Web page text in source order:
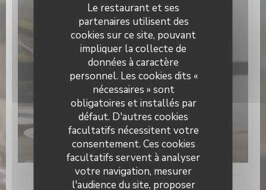
Le restaurant et ses
partenaires utilisent des
cookies sur ce site, pouvant
impliquer la collecte de
données à caractère
personnel. Les cookies dits «
nécessaires » sont
obligatoires et installés par
défaut. D'autres cookies
facultatifs nécessitent votre
consentement. Ces cookies
facultatifs servent à analyser
votre navigation, mesurer
l'audience du site, proposer